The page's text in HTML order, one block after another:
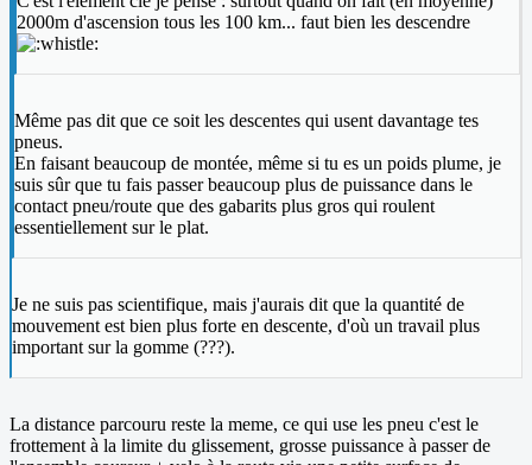
2000m d'ascension tous les 100 km... faut bien les descendre
Même pas dit que ce soit les descentes qui usent davantage tes
pneus.
En faisant beaucoup de montée, même si tu es un poids plume, je
suis sûr que tu fais passer beaucoup plus de puissance dans le
contact pneu/route que des gabarits plus gros qui roulent
essentiellement sur le plat.
Je ne suis pas scientifique, mais j'aurais dit que la quantité de
mouvement est bien plus forte en descente, d'où un travail plus
important sur la gomme (???).
La distance parcouru reste la meme, ce qui use les pneu c'est le
frottement à la limite du glissement, grosse puissance à passer de